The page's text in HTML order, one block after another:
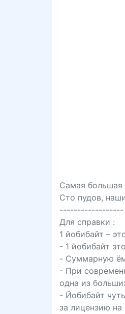
Самая большая
Сто пудов,
------------------
Для справки :
1 йобибайт –
- 1 йобибайт
- Суммарную
- При
одна из
- Йобибайт
за лицензию на